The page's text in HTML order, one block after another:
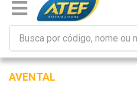
AVENTAL